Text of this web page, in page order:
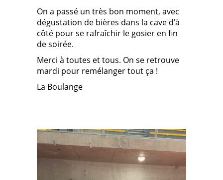
On a passé un très bon moment, avec
dégustation de bières dans la cave d’à
côté pour se rafraîchir le gosier en fin
de soirée.
Merci à toutes et tous. On se retrouve
mardi pour remélanger tout ça !
La Boulange